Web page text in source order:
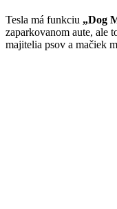
Tesla má funkciu „Dog
zaparkovanom aute, ale
majitelia psov a mačiek